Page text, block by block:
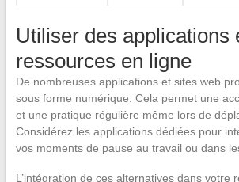
Utiliser des applications
ressources en ligne
De nombreuses applications et sites web
sous forme numérique. Cela permet une
et une pratique régulière même lors de
Considérez les applications dédiées pour
vos moments de pause au travail ou dans
L’intégration de ces alternatives dans votre